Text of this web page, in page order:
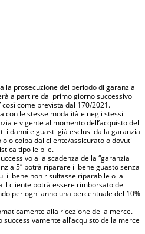
prosecuzione del periodo di garanzia
a partire dal primo giorno successivo
come prevista dal 170/2021.
con le stesse modalità e negli stessi
e vigente al momento dell’acquisto del
i danni e guasti già esclusi dalla garanzia
o colpa dal cliente/assicurato o dovuti
tipo le pile.
alla scadenza della “garanzia
5″ potrà riparare il bene guasto senza
il bene non risultasse riparabile o la
il cliente potrà essere rimborsato del
per ogni anno una percentuale del 10%
alla ricezione della merce.
all’acquisto della merce